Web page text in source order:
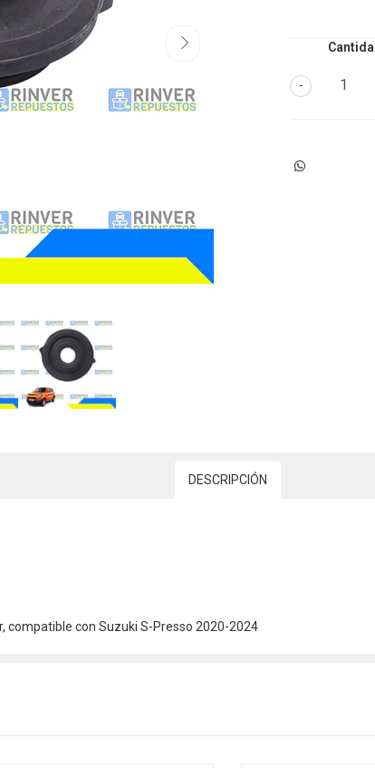
-
DESCRIPCIÓN
compatible con Suzuki S-Presso 2020-2024